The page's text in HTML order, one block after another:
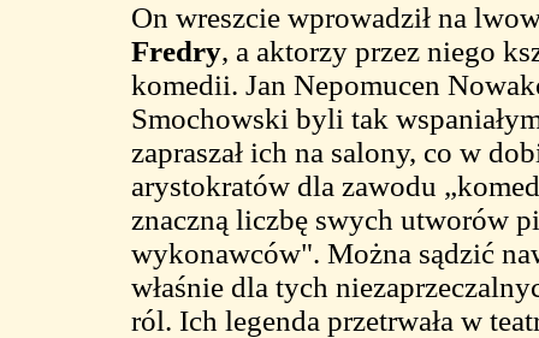
On wreszcie wprowadził na
Fredry, a aktorzy przez niego
komedii. Jan Nepomucen
Smochowski byli tak
zapraszał ich na salony, co w
arystokratów dla zawodu
znaczną liczbę swych utworów
wykonawców". Można sądzić
właśnie dla tych
ról. Ich legenda przetrwała w